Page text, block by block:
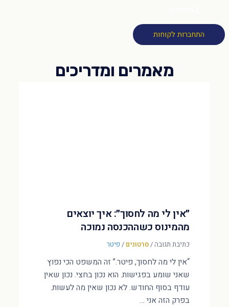
התחברות לקוחות
״אין לי מה לחסוך״: איך יוצאים
מהמינוס כשההכנסה נמוכה
כתיבת תגובה/סרטונים / פיטר
“אין לי מה לחסוך, פיטר.” זה המשפט הכי נפוץ
שאני שומע בפגישות. הוא נכון בחצי. נכון שאין
עודף בסוף החודש. לא נכון שאין מה לעשות.
בפרק הזה אני …